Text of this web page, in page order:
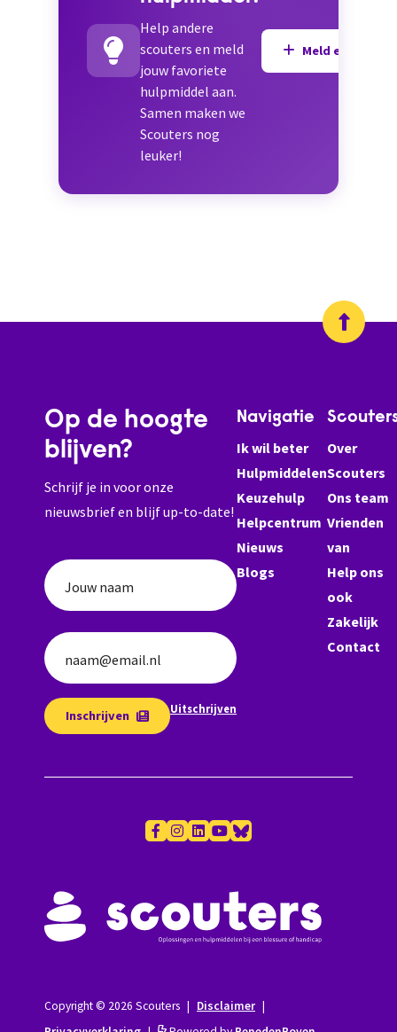
Help andere
scouters en meld
jouw favoriete
hulpmiddel aan.
Samen maken we
Scouters nog
leuker!
Meld een
Op de hoogte
blijven?
Schrijf je in voor onze
nieuwsbrief en blijf up-to-date!
Jouw naam
naam@email.nl
Inschrijven Uitschrijven
Navigatie
Ik wil beter
Hulpmiddelen
Keuzehulp
Helpcentrum
Nieuws
Blogs
Over
Scouters
Ons team
Vrienden
van
Help ons
ook
Zakelijk
Contact
Copyright © 2026 Scouters | Disclaimer |